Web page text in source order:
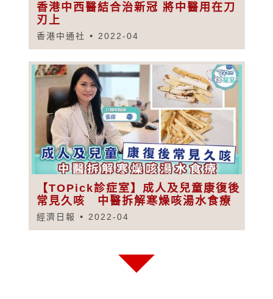
香港中西醫結合治新冠 將中醫用在刀
刃上
香港中通社 2022-04
【TOPick診症室】成人及兒童康復後
常見久咳 中醫拆解寒燥咳湯水食療
經濟日報 2022-04